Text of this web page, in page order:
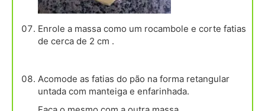
Enrole a massa como um rocambole e corte fatias
de cerca de 2 cm .
Acomode as fatias do pão na forma retangular
untada com manteiga e enfarinhada.